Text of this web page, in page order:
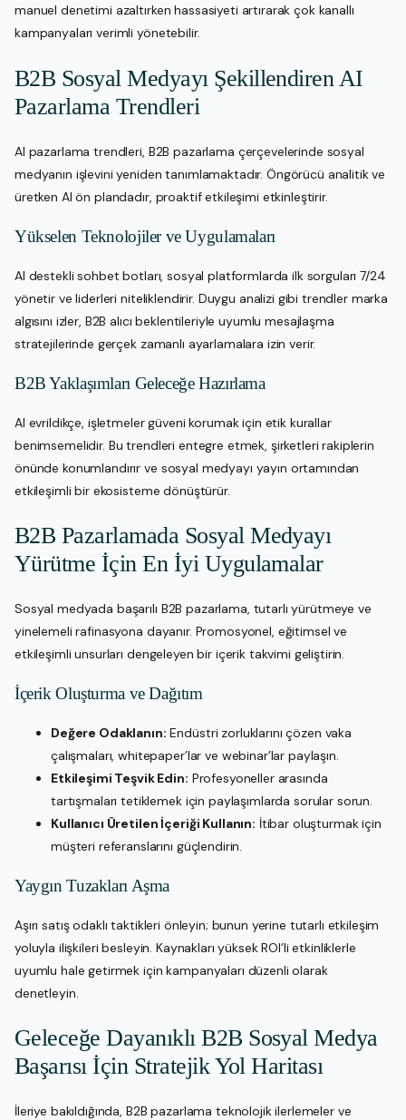
manuel denetimi azaltırken hassasiyeti artırarak çok kanallı
kampanyaları verimli yönetebilir.
B2B Sosyal Medyayı Şekillendiren AI
Pazarlama Trendleri
AI pazarlama trendleri, B2B pazarlama çerçevelerinde sosyal
medyanın işlevini yeniden tanımlamaktadır. Öngörücü analitik ve
üretken AI ön plandadır, proaktif etkileşimi etkinleştirir.
Yükselen Teknolojiler ve Uygulamaları
AI destekli sohbet botları, sosyal platformlarda ilk sorguları 7/24
yönetir ve liderleri niteliklendirir. Duygu analizi gibi trendler marka
algısını izler, B2B alıcı beklentileriyle uyumlu mesajlaşma
stratejilerinde gerçek zamanlı ayarlamalara izin verir.
B2B Yaklaşımları Geleceğe Hazırlama
AI evrildikçe, işletmeler güveni korumak için etik kurallar
benimsemelidir. Bu trendleri entegre etmek, şirketleri rakiplerin
önünde konumlandırır ve sosyal medyayı yayın ortamından
etkileşimli bir ekosisteme dönüştürür.
B2B Pazarlamada Sosyal Medyayı
Yürütme İçin En İyi Uygulamalar
Sosyal medyada başarılı B2B pazarlama, tutarlı yürütmeye ve
yinelemeli rafinasyona dayanır. Promosyonel, eğitimsel ve
etkileşimli unsurları dengeleyen bir içerik takvimi geliştirin.
İçerik Oluşturma ve Dağıtım
Değere Odaklanın: Endüstri zorluklarını çözen vaka
çalışmaları, whitepaper’lar ve webinar’lar paylaşın.
Etkileşimi Teşvik Edin: Profesyoneller arasında
tartışmaları tetiklemek için paylaşımlarda sorular sorun.
Kullanıcı Üretilen İçeriği Kullanın: İtibar oluşturmak için
müşteri referanslarını güçlendirin.
Yaygın Tuzakları Aşma
Aşırı satış odaklı taktikleri önleyin; bunun yerine tutarlı etkileşim
yoluyla ilişkileri besleyin. Kaynakları yüksek ROI’li etkinliklerle
uyumlu hale getirmek için kampanyaları düzenli olarak
denetleyin.
Geleceğe Dayanıklı B2B Sosyal Medya
Başarısı İçin Stratejik Yol Haritası
İleriye bakıldığında, B2B pazarlama teknolojik ilerlemeler ve